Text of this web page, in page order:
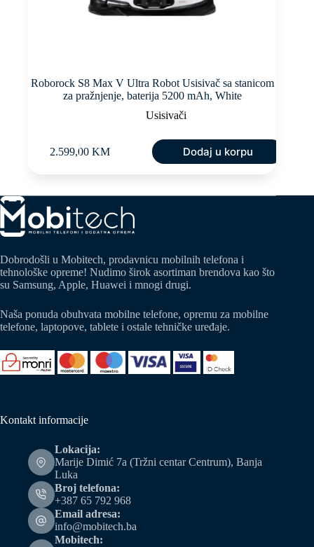
Roborock S8 Max V Ultra Robot Usisivač sa stanicom
za pražnjenje, baterija 5200 mAh, White
Usisivači
2.599,00 KM Dodaj u korpu
Dobrodošli u Mobitech, prodavnicu mobilnih telefona i
tehnološke opreme! Nudimo širok asortiman brendova kao što
su Samsung, Apple, Huawei i mnogi drugi.
Naša ponuda obuhvata mobilne telefone, opremu za mobilne
telefone, laptopove, tablete i ostale tehničke uređaje.
Kontakt informacije
Lokacija:
Marije Dimić 7a (Tržni centar Centrum), Banja
Luka
Broj telefona:
+387 65 792 968
Email adresa:
info@mobitech.ba
Mobitech: